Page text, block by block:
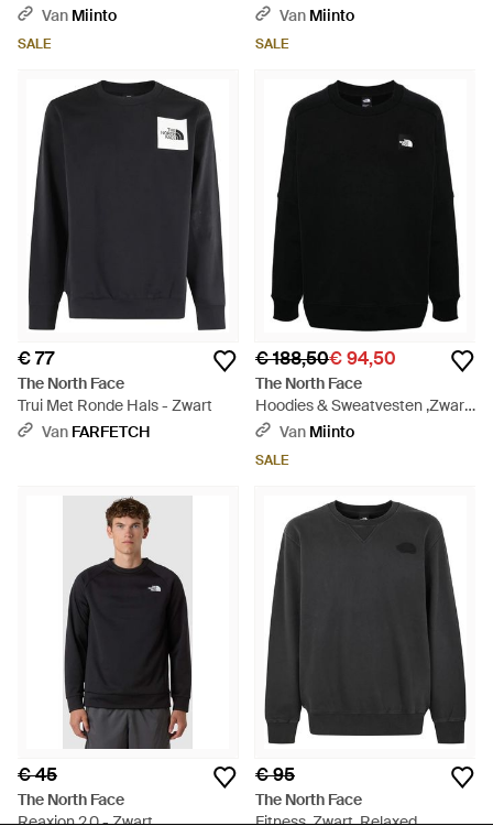
Sweaters Collectie - Blauw
Van Miinto
SALE
Sweaters Collectie - Grijs
Van Miinto
SALE
€ 77
The North Face
Trui Met Ronde Hals - Zwart
Van FARFETCH
€ 188,50€ 94,50
The North Face
Hoodies & Sweatvesten ,Zwart
,Katoen The 489 Crewneck
Van Miinto
SALE
€ 45
The North Face
Reaxion 2.0 - Zwart
€ 95
The North Face
Fitness ,Zwart ,Relaxed